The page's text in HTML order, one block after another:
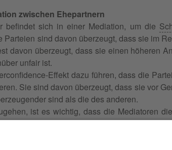
zwischen Ehepartnern
befindet sich in einer Mediation, um die
Parteien sind davon überzeugt, dass sie im
davon überzeugt, dass sie einen höheren
unfair ist.
Effekt dazu führen, dass die
Sie sind davon überzeugt, dass sie vor
sind als die des anderen.
ist es wichtig, dass die Mediatoren
realistische Erwartungenzu entwickeln. Sie